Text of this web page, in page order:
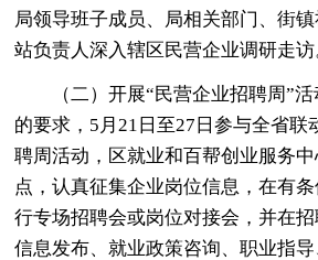
局领导班子成员、局相关部门、街
站负责人深入辖区民营企业调研走访
（二）开展“民营企业招聘周”活
的要求，5月21日至27日参与全省联
聘周活动，区就业和百帮创业服务
点，认真征集企业岗位信息，在有
行专场招聘会或岗位对接会，并在
信息发布、就业政策咨询、职业指